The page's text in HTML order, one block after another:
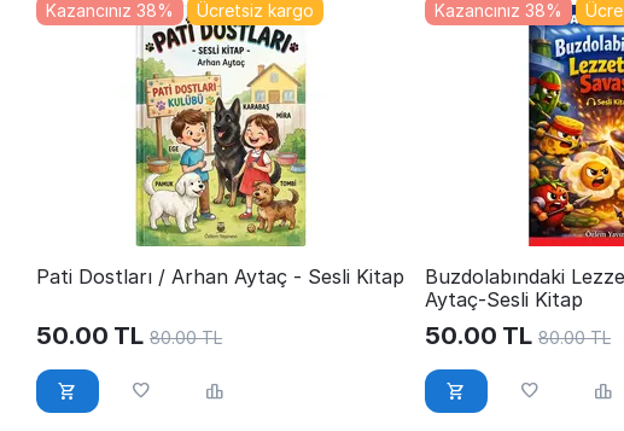
Ücretsiz kargo
Kazancınız 38%
Pati Dostları / Arhan Aytaç - Sesli Kitap
50.00 TL 80.00 TL
Kazancınız 38%
Buzdolabındaki
Aytaç-Sesli Kitap
50.00 TL 80.00 TL